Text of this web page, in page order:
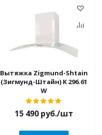
Вытяжка Zigmund-Shtain
(Зигмунд-Штайн) K 296.61
W
15 490 руб./шт